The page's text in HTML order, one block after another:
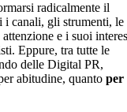
radicalmente il
i canali, gli strumenti, le
e i suoi
Eppure, tra tutte le
delle Digital PR,
abitudine, quanto per